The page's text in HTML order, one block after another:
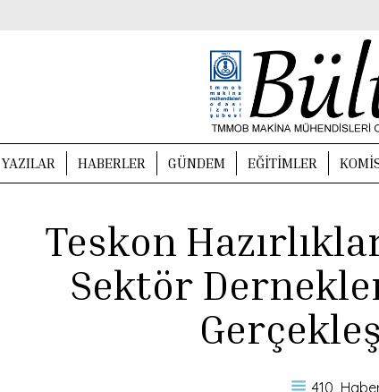
YAZILAR HABERLER GÜNDEM EĞITIMLER
Teskon
Sektör
410